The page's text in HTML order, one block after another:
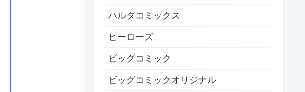
ハルタコミックス
ヒーローズ
ビッグコミック
ビッグコミックオリジナル